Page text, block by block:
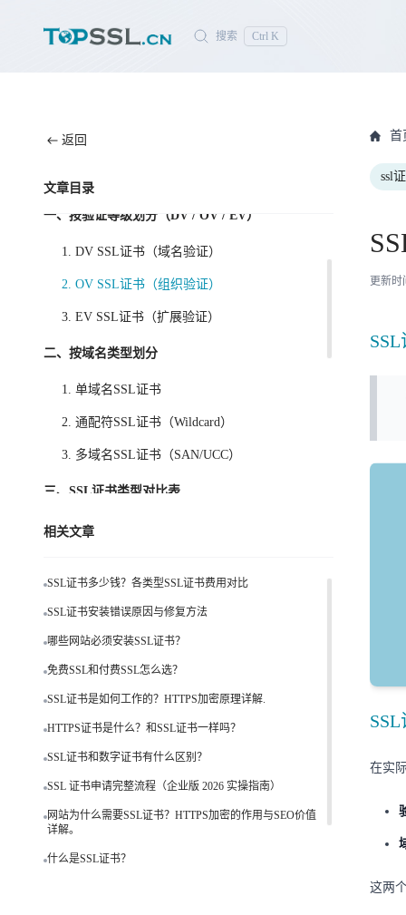
搜索 Ctrl K
返回
文章目录
SSL证书类型怎么分？
一、按验证等级划分（DV / OV / EV）
1. DV SSL证书（域名验证）
2. OV SSL证书（组织验证）
3. EV SSL证书（扩展验证）
二、按域名类型划分
1. 单域名SSL证书
2. 通配符SSL证书（Wildcard）
3. 多域名SSL证书（SAN/UCC）
三、SSL证书类型对比表
1️⃣ 验证等级对比（DV vs OV vs EV）
总结
常见问题
SSL证书有哪几种类型？
DV和OV SSL证书有什么区别？
企业网站用哪种SSL证书？
单域名SSL证书够用吗？
相关文章
SSL证书多少钱？各类型SSL证书费用对比
SSL证书安装错误原因与修复方法
哪些网站必须安装SSL证书？
免费SSL和付费SSL怎么选？
SSL证书是如何工作的？HTTPS加密原理详解.
HTTPS证书是什么？和SSL证书一样吗？
SSL证书和数字证书有什么区别？
SSL 证书申请完整流程（企业版 2026 实操指南）
网站为什么需要SSL证书？HTTPS加密的作用与SEO价值
详解。
什么是SSL证书？
首
ssl
更新时
在实
这两